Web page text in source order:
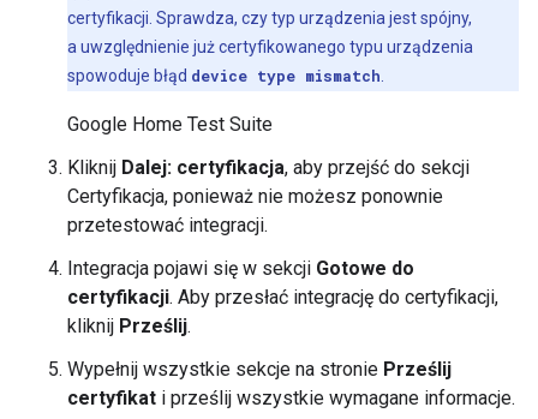
certyfikacji. Sprawdza, czy typ urządzenia jest spójny,
a uwzględnienie już certyfikowanego typu urządzenia
spowoduje błąd device type mismatch
Google Home Test Suite
Kliknij Dalej: certyfikacja, aby przejść do sekcji
Certyfikacja, ponieważ nie możesz ponownie
przetestować integracji.
Integracja pojawi się w sekcji Gotowe do
certyfikacji. Aby przesłać integrację do certyfikacji,
kliknij Prześlij.
Wypełnij wszystkie sekcje na stronie Prześlij
certyfikat i prześlij wszystkie wymagane informacje.